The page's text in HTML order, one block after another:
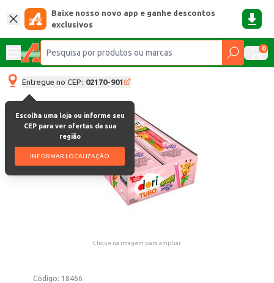
Baixe nosso novo app e ganhe descontos
exclusivos
0
Entregue no CEP: 02170-901
Escolha uma loja ou informe seu
CEP para ver ofertas da sua
região
INFORMAR LOCALIZAÇÃO
Clique na imagem para ampliar.
Código: 18466